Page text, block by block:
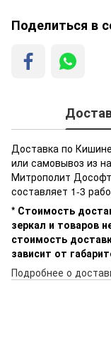
Поделиться в
Доставка по
или самовывоз из
Митрополит
составляет 1-3
* Стоимость
зеркал и товаров
стоимость
зависит от
Подробнее о